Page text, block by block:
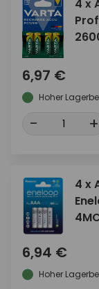
4 x
6,97 €
Hoher
- +
4 x
6,94 €
Hoher